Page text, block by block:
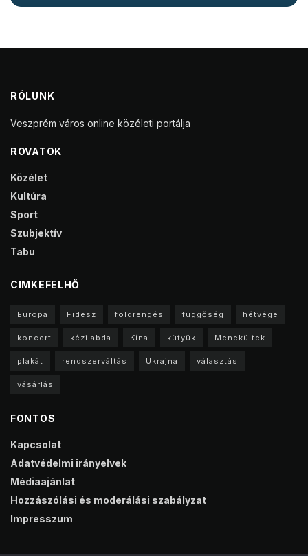
RÓLUNK
Veszprém város online közéleti portálja
ROVATOK
Közélet
Kultúra
Sport
Szubjektív
Tabu
CIMKEFELHŐ
Europa Fidesz földrengés függőség hétvége
koncert kézilabda Kína kütyük Menekültek
plakát rendszerváltás Ukrajna választás
vásárlás
FONTOS
Kapcsolat
Adatvédelmi irányelvek
Médiaajánlat
Hozzászólási és moderálási szabályzat
Impresszum